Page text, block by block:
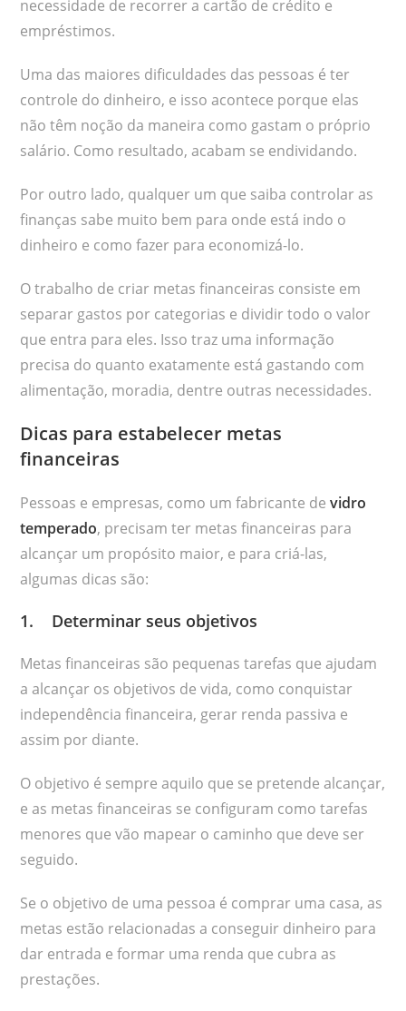
necessidade de recorrer a cartão de crédito e
empréstimos.
Uma das maiores dificuldades das pessoas é ter
controle do dinheiro, e isso acontece porque elas
não têm noção da maneira como gastam o próprio
salário. Como resultado, acabam se endividando.
Por outro lado, qualquer um que saiba controlar as
finanças sabe muito bem para onde está indo o
dinheiro e como fazer para economizá-lo.
O trabalho de criar metas financeiras consiste em
separar gastos por categorias e dividir todo o valor
que entra para eles. Isso traz uma informação
precisa do quanto exatamente está gastando com
alimentação, moradia, dentre outras necessidades.
Dicas para estabelecer metas
financeiras
Pessoas e empresas, como um fabricante devidro
temperado, precisam ter metas financeiras para
alcançar um propósito maior, e para criá-las,
algumas dicas são:
1. Determinar seus objetivos
Metas financeiras são pequenas tarefas que ajudam
a alcançar os objetivos de vida, como conquistar
independência financeira, gerar renda passiva e
assim por diante.
O objetivo é sempre aquilo que se pretende alcançar,
e as metas financeiras se configuram como tarefas
menores que vão mapear o caminho que deve ser
seguido.
Se o objetivo de uma pessoa é comprar uma casa, as
metas estão relacionadas a conseguir dinheiro para
dar entrada e formar uma renda que cubra as
prestações.